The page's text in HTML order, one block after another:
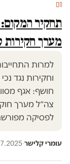
חם
תחקיר
מערך חקירות
למרות
וחקירות נגד
חושף: אגף
צה״ל מערך
לפסיקה
עומרי קלישר·